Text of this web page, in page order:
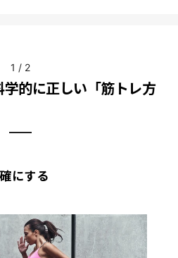
1 / 2
学的に正しい「筋トレ方
にする